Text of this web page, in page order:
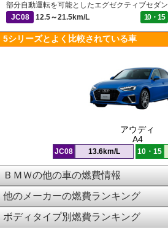
部分自動運転を可能としたエグゼクティブセダン
JC08
12.5～21.5km/L 10・15
5シリーズとよく比較されている車
アウディ
A4
JC08 13.6km/L 10・15
ＢＭＷの他の車の燃費情報
他のメーカーの燃費ランキング
ボディタイプ別燃費ランキング